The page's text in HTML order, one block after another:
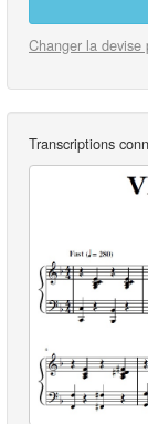
Changer la devise
Transcriptions